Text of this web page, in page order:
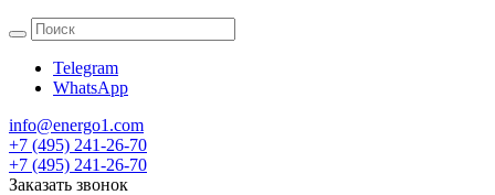
Telegram
WhatsApp
info@energo1.com
+7 (495) 241-26-70
+7 (495) 241-26-70
Заказать звонок